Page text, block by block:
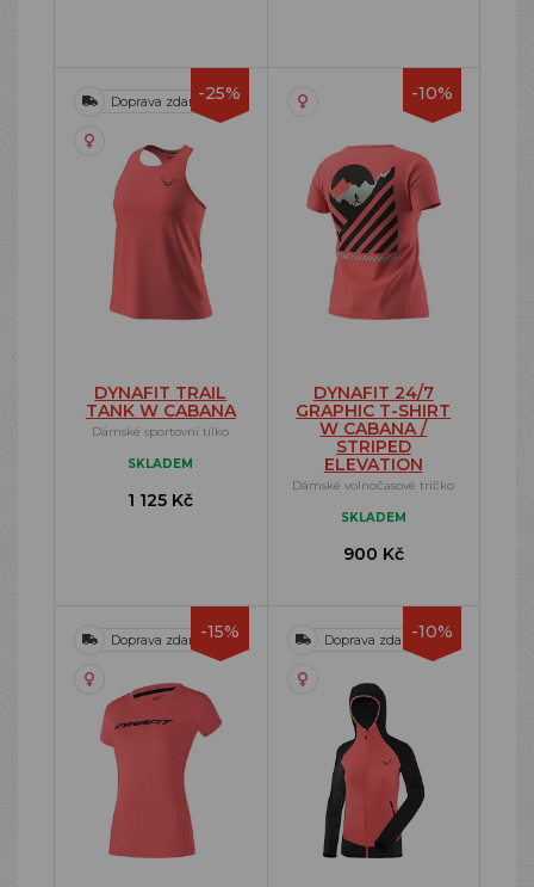
-25%
Doprava zdarma
DYNAFIT TRAIL
TANK W CABANA
Dámské sportovní tílko
SKLADEM
1 125 Kč
-10%
DYNAFIT 24/7
GRAPHIC T-SHIRT
W CABANA /
STRIPED
ELEVATION
Dámské volnočasové tričko
SKLADEM
900 Kč
-15%
Doprava zdarma -10%
Doprava zdarma